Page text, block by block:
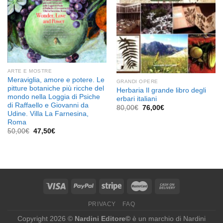
ARTE E MOSTRE
Meraviglia, amore e potere. Le
pitture botaniche più ricche del
mondo nella Loggia di Psiche
di Raffaello e Giovanni da
Udine. Villa La Farnesina,
Roma
50,00€ Il
47,50€Il
GRANDI OPERE
Herbaria Il grande libro degli
erbari italiani
80,00€ Il
76,00€Il
PRIVACY FAQ
Copyright 2026 © Nardini Editore© è un marchio di Nardini